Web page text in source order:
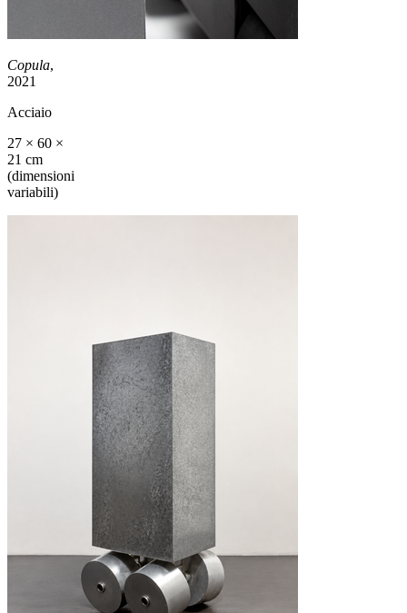
Copula,
2021
Acciaio
27 × 60 ×
21 cm
(dimensioni
variabili)